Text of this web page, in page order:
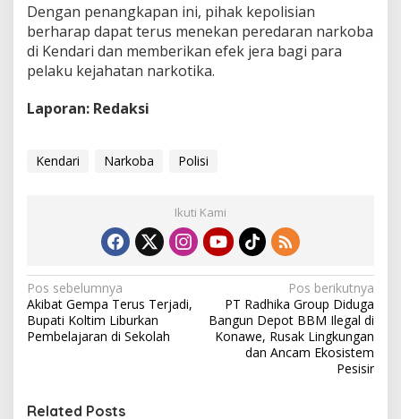
Dengan penangkapan ini, pihak kepolisian
berharap dapat terus menekan peredaran narkoba
di Kendari dan memberikan efek jera bagi para
pelaku kejahatan narkotika.
Laporan: Redaksi
Kendari Narkoba Polisi
Ikuti Kami
N
a
v
Pos sebelumnya
Akibat Gempa Terus Terjadi,
Bupati Koltim Liburkan
Pembelajaran di Sekolah
Pos berikutnya
PT Radhika Group Diduga
Bangun Depot BBM Ilegal di
Konawe, Rusak Lingkungan
dan Ancam Ekosistem
Pesisir
Related Posts